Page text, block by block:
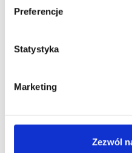
Preferencje
Statystyka
Marketing
Zezwól
Co to są i za co
Co to jest i za co
Co to jest i za co